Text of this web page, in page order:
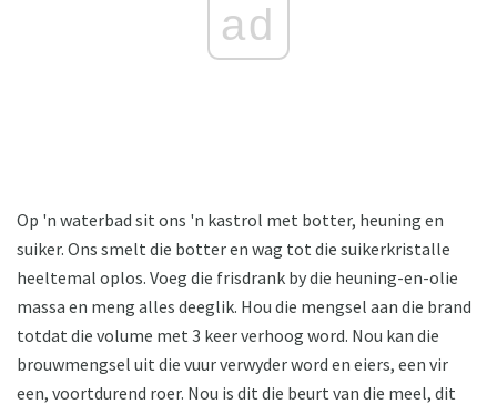
ad
Op 'n waterbad sit ons 'n kastrol met botter, heuning en
suiker. Ons smelt die botter en wag tot die suikerkristalle
heeltemal oplos. Voeg die frisdrank by die heuning-en-olie
massa en meng alles deeglik. Hou die mengsel aan die brand
totdat die volume met 3 keer verhoog word. Nou kan die
brouwmengsel uit die vuur verwyder word en eiers, een vir
een, voortdurend roer. Nou is dit die beurt van die meel, dit